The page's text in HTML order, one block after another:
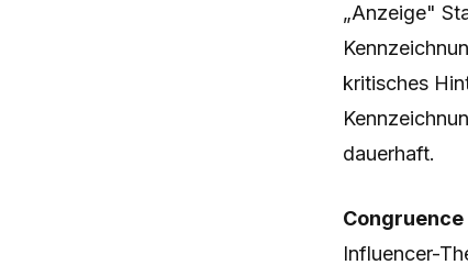
„Anzeige"
kritisches
dauerhaft.
Congruence
Influencer-